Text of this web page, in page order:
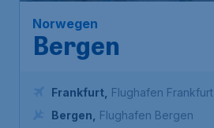
Norwegen
Bergen
Frankfurt Flughafen Frankfurt
Bergen
Flughafen Bergen